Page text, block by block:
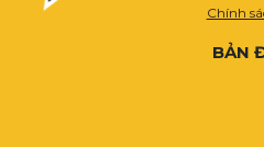
Chính
BẢN